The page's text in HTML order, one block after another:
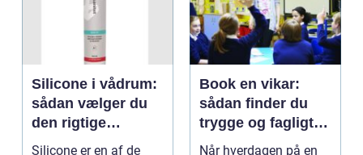
Silicone i vådrum:
sådan vælger du
den rigtige
fugemasse
Silicone er en af de
Book en vikar:
sådan finder du
trygge og fagligt
stærke løsninger
Når hverdagen på en